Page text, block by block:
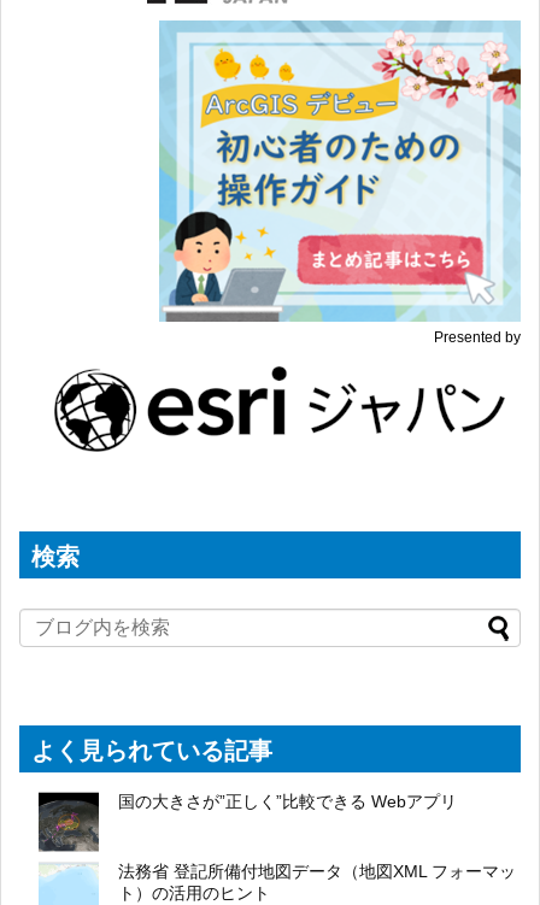
Presented by
検索
よく見られている記事
国の大きさが”正しく”比較できる Webアプリ
法務省 登記所備付地図データ（地図XML フォーマッ
ト）の活用のヒント